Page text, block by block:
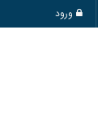
ورود